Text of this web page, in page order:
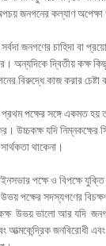
জনগনের কল্যাণ
জনগণের চাহিদা বা
অন্যদিকে দ্বিতীয় কক্ষ কিছু
বিরুদ্ধে কাজ করার চেষ্টা
প্রথম পক্ষের সঙ্গে একমত
উচ্চকক্ষ যদি নিম্নকক্ষের
থাকেনা।
পক্ষে ও বিপক্ষে
পক্ষের সদস্যগণের
উভয় ভালো আর যদি
আত্মকেন্দ্রিক জনবিরোধী